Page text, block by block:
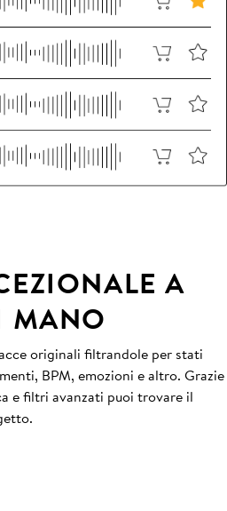
A
MANO
originali filtrandole per stati
BPM, emozioni e altro. Grazie
e filtri avanzati puoi trovare il